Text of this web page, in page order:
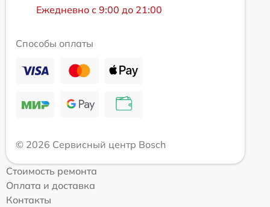
Ежедневно с 9:00 до 21:00
Способы оплаты
© 2026 Сервисный центр Bosch
Стоимость ремонта
Оплата и доставка
Контакты